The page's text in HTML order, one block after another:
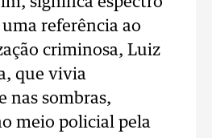
referência ao
criminosa, Luiz
que vivia
nas sombras,
meio policial pela